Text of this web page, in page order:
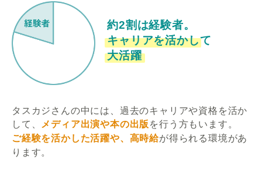
約2割は経験者。
キャリアを活かして
大活躍
タスカジさんの中には、過去のキャリアや資格を活か
して、
メディア出演や本の出版 を行う方もいます。
ご経験を活かした活躍や、高時給が得られる環境があ
ります。